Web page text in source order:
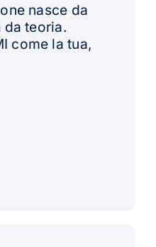
nasce da
da teoria.
come la tua,